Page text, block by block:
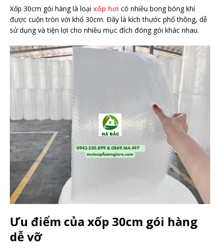
Xốp 30cm gói hàng là loại xốp hơi có nhiều bong bóng khí
được cuộn tròn với khổ 30cm. Đây là kích thước phổ thông, dễ
sử dụng và tiện lợi cho nhiều mục đích đóng gói khác nhau.
Ưu điểm của xốp 30cm gói hàng
dễ vỡ